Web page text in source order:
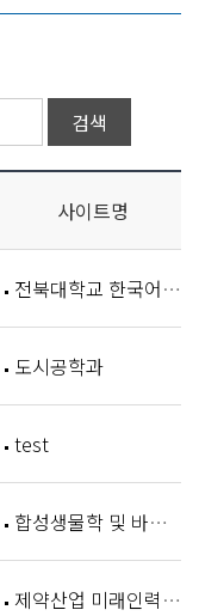
사이트명
전북대학교 한국어학과
도시공학과
test
합성생물학 및 바이오신소재개발 연구실 (Synthetic Biology and Biomaterials Lab,SBBL)
제약산업 미래인력 양성센터 홈페이지